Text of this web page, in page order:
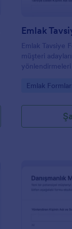
Emlak
Emlak Tavsiye
müşteri
kişiselleştirin.
Go to
Emlak Formları